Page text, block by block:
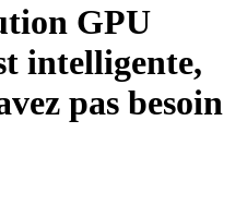
GPU
intelligente,
pas besoin